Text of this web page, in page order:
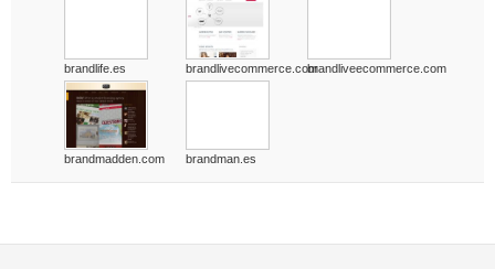
brandlife.es brandlivecommerce.combrandliveecommerce.com
brandmadden.com brandman.es